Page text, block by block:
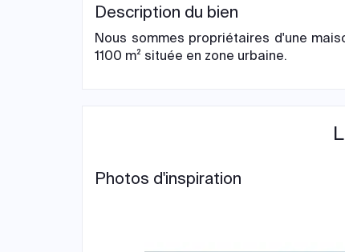
Description du bien
Nous sommes propriétaires d'une
1100 m² située en zone urbaine.
Photos d'inspiration